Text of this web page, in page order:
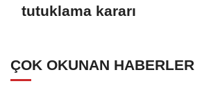
tutuklama kararı
ÇOK OKUNAN HABERLER